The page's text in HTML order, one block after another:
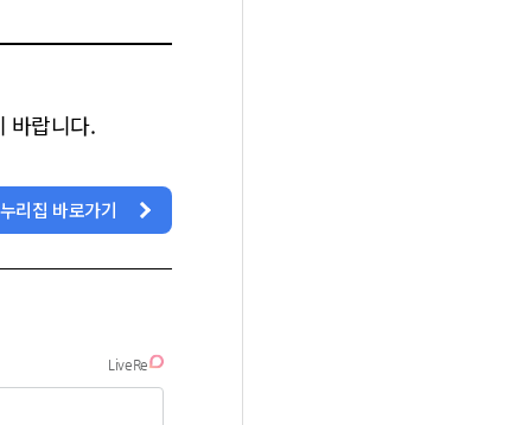
바랍니다.
리집 바로가기